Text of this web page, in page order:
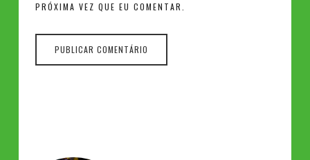
PRÓXIMA VEZ QUE EU COMENTAR.